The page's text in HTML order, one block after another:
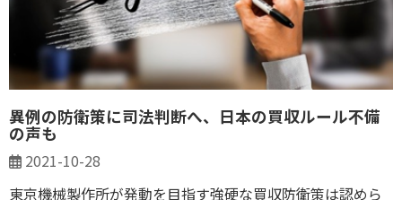
異例の防衛策に司法判断へ、日本の買収ルール不備
の声も
2021-10-28
東京機械製作所が発動を目指す強硬な買収防衛策は認めら